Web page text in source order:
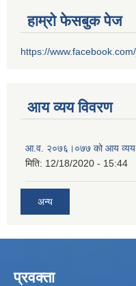
हाम्रो फेसबुक पेज
https://
आय व्यय विवरण
आ.व. २०७६।०७७ को आय व्यय
मिति: 12/18/2020 - 15:44
अन्य
प्रवक्ता